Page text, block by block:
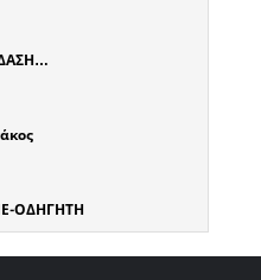
ΟΔΗΓΗΤΗ